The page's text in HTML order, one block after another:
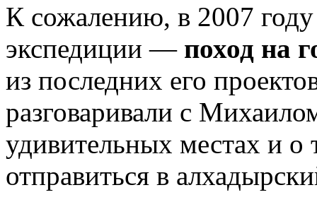
К сожалению, в 2007
экспедиции — поход на
из последних его
разговаривали с
удивительных местах и о
отправиться в